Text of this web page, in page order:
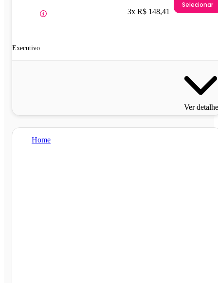
Executivo
3x R$ 148,41
Selecionar
Ver
Home